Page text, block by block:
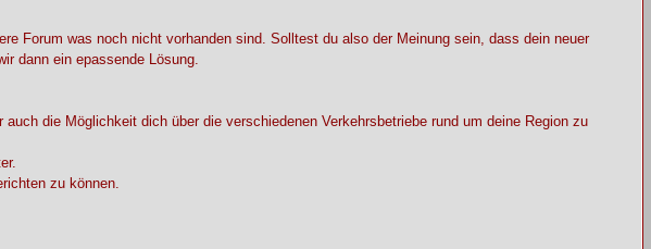
Forum was noch nicht vorhanden sind. Solltest du also der Meinung sein, dass dein neuer
dann ein epassende Lösung.
die Möglichkeit dich über die verschiedenen Verkehrsbetriebe rund um deine Region zu
zu können.